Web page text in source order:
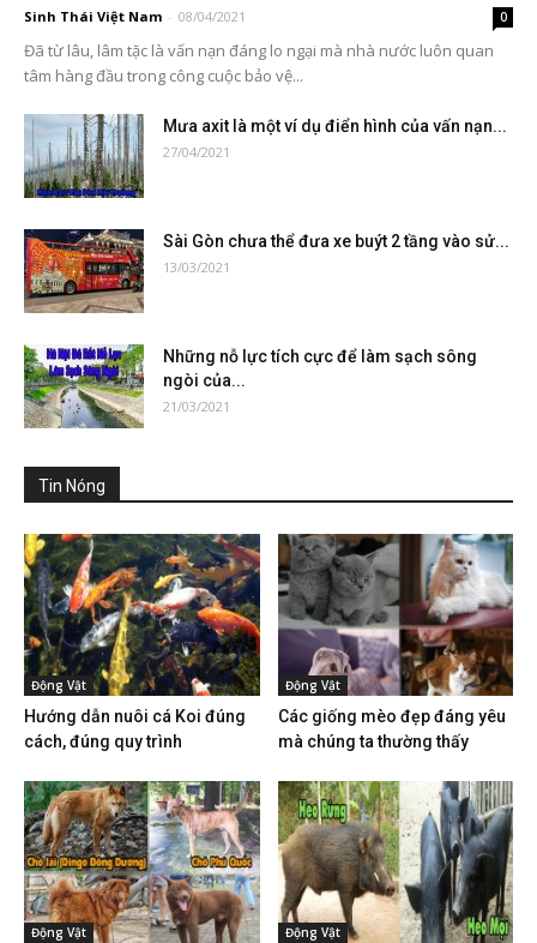
Sinh Thái Việt Nam - 08/04/2021 0
Đã từ lâu, lâm tặc là vấn nạn đáng lo ngại mà nhà nước luôn quan
tâm hàng đầu trong công cuộc bảo vệ...
Mưa axit là một ví dụ điển hình của vấn nạn...
27/04/2021
Sài Gòn chưa thể đưa xe buýt 2 tầng vào sử...
13/03/2021
Những nỗ lực tích cực để làm sạch sông
ngòi của...
21/03/2021
Tin Nóng
Động Vật
Hướng dẫn nuôi cá Koi đúng
cách, đúng quy trình
Động Vật
Các giống mèo đẹp đáng yêu
mà chúng ta thường thấy
Động Vật Động Vật